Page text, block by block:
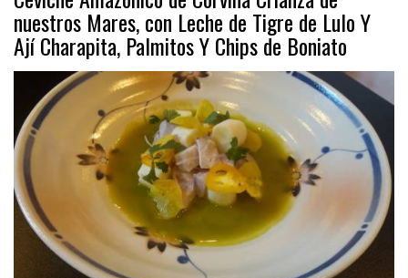
nuestros Mares, con Leche de Tigre de Lulo Y
Ají Charapita, Palmitos Y Chips de Boniato